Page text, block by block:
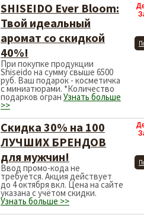
SHISEIDO Ever Bloom:
Твой идеальный
аромат со скидкой
40%!
При покупке продукции
Shiseido на сумму свыше 6500
руб. Ваш подарок - косметичка
с миниатюрами. *Количество
подарков огран Узнать больше
>>
Скидка 30% на 100
ЛУЧШИХ БРЕНДОВ
для мужчин!
Ввод промо-кода не
требуется. Акция действует
до 4 октября вкл. Цена на сайте
указана с учётом скидки.
Узнать больше >>